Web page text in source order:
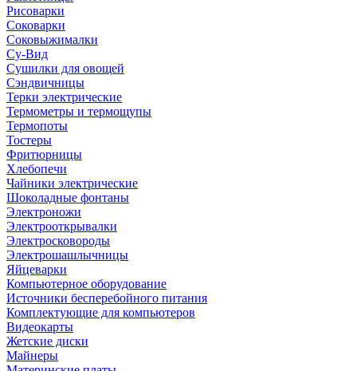
Рисоварки
Соковарки
Соковыжималки
Су-Вид
Сушилки для овощей
Сэндвичницы
Терки электрические
Термометры и термощупы
Термопоты
Тостеры
Фритюрницы
Хлебопечи
Чайники электрические
Шоколадные фонтаны
Электроножи
Электрооткрывалки
Электросковороды
Электрошашлычницы
Яйцеварки
Компьютерное оборудование
Источники бесперебойного питания
Комплектующие для компьютеров
Видеокарты
Жетские диски
Майнеры